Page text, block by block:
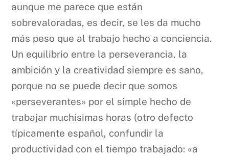
aunque me parece que están
sobrevaloradas, es decir, se les da mucho
más peso que al trabajo hecho a conciencia.
Un equilibrio entre la perseverancia, la
ambición y la creatividad siempre es sano,
porque no se puede decir que somos
«perseverantes» por el simple hecho de
trabajar muchísimas horas (otro defecto
típicamente español, confundir la
productividad con el tiempo trabajado: «a